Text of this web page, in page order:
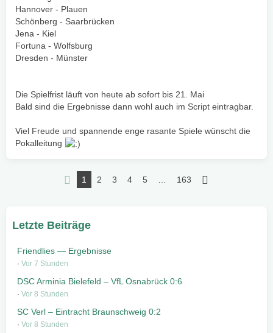
Hannover - Plauen
Schönberg - Saarbrücken
Jena - Kiel
Fortuna - Wolfsburg
Dresden - Münster
Die Spielfrist läuft von heute ab sofort bis 21. Mai
Bald sind die Ergebnisse dann wohl auch im Script eintragbar.
Viel Freude und spannende enge rasante Spiele wünscht die
Pokalleitung
1 2 3 4 5 … 163
Letzte Beiträge
Friendlies — Ergebnisse
Vor 7 Stunden
DSC Arminia Bielefeld – VfL Osnabrück 0:6
Vor 8 Stunden
SC Verl – Eintracht Braunschweig 0:2
Vor 8 Stunden